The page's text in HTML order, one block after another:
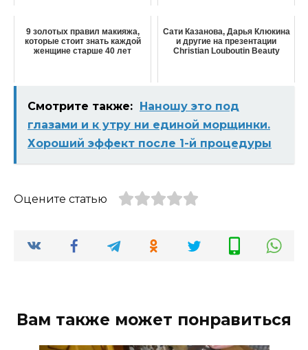
9 золотых правил макияжа,
которые стоит знать каждой
женщине старше 40 лет
Сати Казанова, Дарья Клюкина
и другие на презентации
Christian Louboutin Beauty
Смотрите также: Наношу это под
глазами и к утру ни единой морщинки.
Хороший эффект после 1-й процедуры
Оцените статью
Вам также может понравиться